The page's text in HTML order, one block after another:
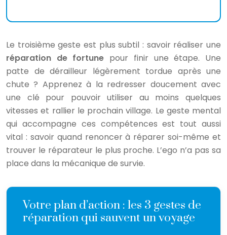
Le troisième geste est plus subtil : savoir réaliser une
réparation de fortune pour finir une étape. Une
patte de dérailleur légèrement tordue après une
chute ? Apprenez à la redresser doucement avec
une clé pour pouvoir utiliser au moins quelques
vitesses et rallier le prochain village. Le geste mental
qui accompagne ces compétences est tout aussi
vital : savoir quand renoncer à réparer soi-même et
trouver le réparateur le plus proche. L’ego n’a pas sa
place dans la mécanique de survie.
Votre plan d’action : les 3 gestes de
réparation qui sauvent un voyage